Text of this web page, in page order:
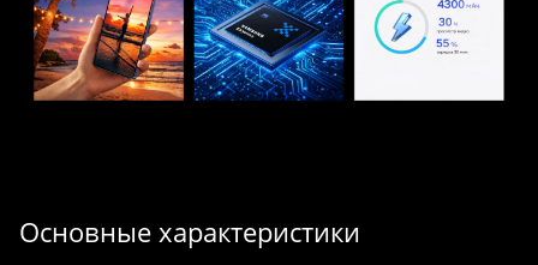
Основные характеристики